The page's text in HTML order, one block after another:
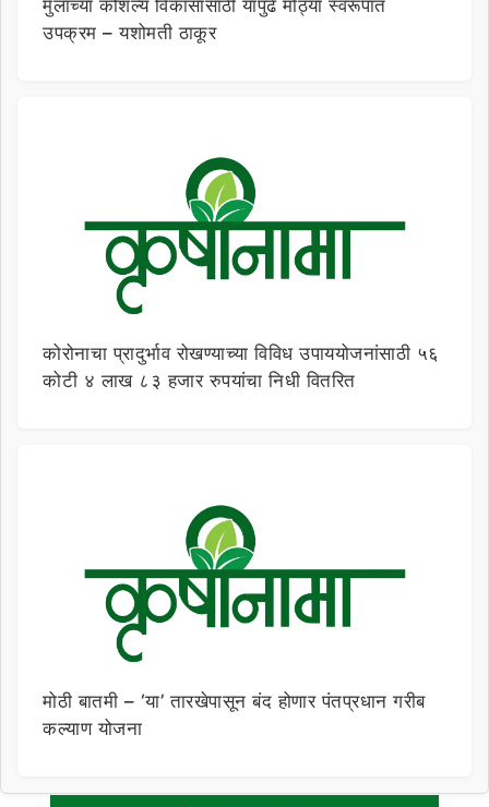
मुलांच्या कौशल्य विकासासाठी यापुढे मोठ्या स्वरूपात
उपक्रम – यशोमती ठाकूर
कोरोनाचा प्रादुर्भाव रोखण्याच्या विविध उपाययोजनांसाठी ५६
कोटी ४ लाख ८३ हजार रुपयांचा निधी वितरित
मोठी बातमी – ‘या’ तारखेपासून बंद होणार पंतप्रधान गरीब
कल्याण योजना